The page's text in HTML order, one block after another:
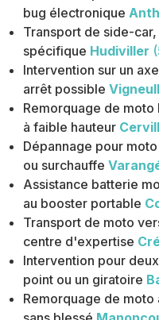
bug électronique
Transport de side-
spécifique Hudiviller
Intervention sur un
arrêt possible
Remorquage de
à faible hauteur
Dépannage pour
ou surchauffe
Assistance batterie
au booster portable
Transport de moto
centre d'expertise
Intervention pour
point ou un giratoire
Remorquage de